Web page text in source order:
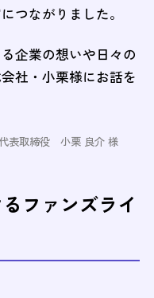
つながりました。
企業の想いや日々の
社・小栗様にお話を
表取締役 小栗 良介 様
ファンズライ